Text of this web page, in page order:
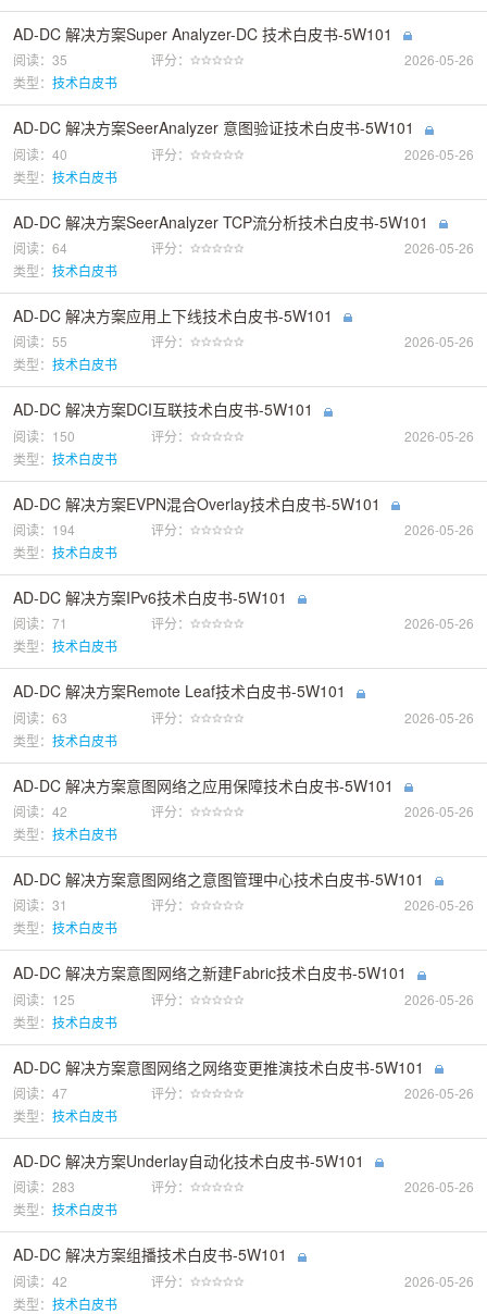
AD-DC 解决方案Super Analyzer-DC 技术白皮书-5W101
阅读：35 评分：
2026-05-26
类型： 技术白皮书
AD-DC 解决方案SeerAnalyzer 意图验证技术白皮书-5W101
阅读：40 评分：
2026-05-26
类型： 技术白皮书
AD-DC 解决方案SeerAnalyzer TCP流分析技术白皮书-5W101
阅读：64 评分：
2026-05-26
类型： 技术白皮书
AD-DC 解决方案应用上下线技术白皮书-5W101
阅读：55 评分：
2026-05-26
类型： 技术白皮书
AD-DC 解决方案DCI互联技术白皮书-5W101
阅读：150 评分：
2026-05-26
类型： 技术白皮书
AD-DC 解决方案EVPN混合Overlay技术白皮书-5W101
阅读：194 评分：
2026-05-26
类型： 技术白皮书
AD-DC 解决方案IPv6技术白皮书-5W101
阅读：71 评分：
2026-05-26
类型： 技术白皮书
AD-DC 解决方案Remote Leaf技术白皮书-5W101
阅读：63 评分：
2026-05-26
类型： 技术白皮书
AD-DC 解决方案意图网络之应用保障技术白皮书-5W101
阅读：42 评分：
2026-05-26
类型： 技术白皮书
AD-DC 解决方案意图网络之意图管理中心技术白皮书-5W101
阅读：31 评分：
2026-05-26
类型： 技术白皮书
AD-DC 解决方案意图网络之新建Fabric技术白皮书-5W101
阅读：125 评分：
2026-05-26
类型： 技术白皮书
AD-DC 解决方案意图网络之网络变更推演技术白皮书-5W101
阅读：47 评分：
2026-05-26
类型： 技术白皮书
AD-DC 解决方案Underlay自动化技术白皮书-5W101
阅读：283 评分：
2026-05-26
类型： 技术白皮书
AD-DC 解决方案组播技术白皮书-5W101
阅读：42 评分：
2026-05-26
类型： 技术白皮书